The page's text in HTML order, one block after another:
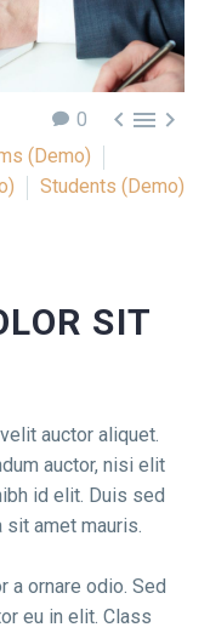
0   
(Demo)
Students (Demo)
SIT
auctor aliquet.
auctor, nisi elit
id elit. Duis sed
amet mauris.
a ornare odio. Sed
eu in elit. Class